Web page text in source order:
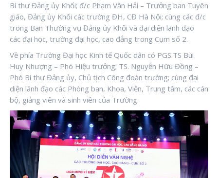
Bí thư Đảng ủy Khối; đ/c Phạm Văn Hải – Trưởng ban Tuyên
giáo, Đảng ủy Khối các trường ĐH, CĐ Hà Nội; cùng các đ/c
trong Ban Thường vụ Đảng ủy Khối và đại diện lãnh đạo
các đại học, trường đại học, cao đẳng trong Cụm số 2.
Về phía Trường Đại học Kinh tế Quốc dân có PGS.TS Bùi
Huy Nhượng – Phó Hiệu trưởng; TS. Nguyễn Hữu Đồng –
Phó Bí thư Đảng ủy, Chủ tịch Công đoàn trường; cùng đại
diện lãnh đạo các Phòng ban, Khoa, Viện, Trung tâm, các cán
bộ, giảng viên và sinh viên của Trường.